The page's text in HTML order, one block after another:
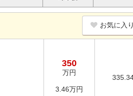
お気に入
350
万円
3.46万円